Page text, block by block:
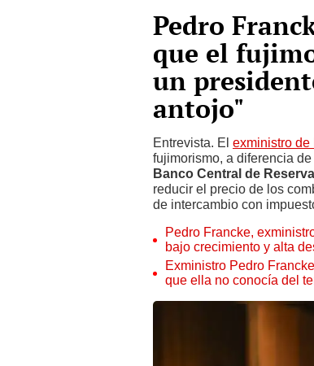
Pedro
que el
un
antojo"
Entrevista. El exministro
fujimorismo, a diferencia
Banco Central de
reducir el precio de los
de intercambio con
Pedro Francke,
bajo crecimiento y alta
Exministro Pedro
que ella no conocía del